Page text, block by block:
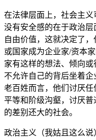
在法律层面上，社会主义
没有安全感的在于政治
自由价值，这就决定了
或国家成为企业家/资本
家有这样的想法、倾向
不允许自己的背后坐着
老百姓而言，他们讨厌
平等和阶级沟壑，讨厌
的差别还大的社会。
政治主义（我姑且这么